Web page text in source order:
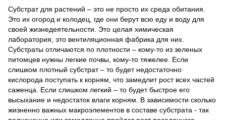
Субстрат для растений – это не просто их среда обитания.
Это их огород и колодец, где они берут всю еду и воду для
своей жизнедеятельности. Это целая химическая
лаборатория, это вентиляционная фабрика для них.
Субстраты отличаются по плотности – кому-то из зеленых
питомцев нужны легкие почвы, кому-то тяжелее. Если
слишком плотный субстрат – то будет недостаточно
кислорода поступать к корням, что замедлит рост всех частей
саженца. Если слишком легкий – то будет быстрое его
высыхание и недостаток влаги корням. В зависимости сколько
жизненно важных макроэлементов в составе субстрата - так